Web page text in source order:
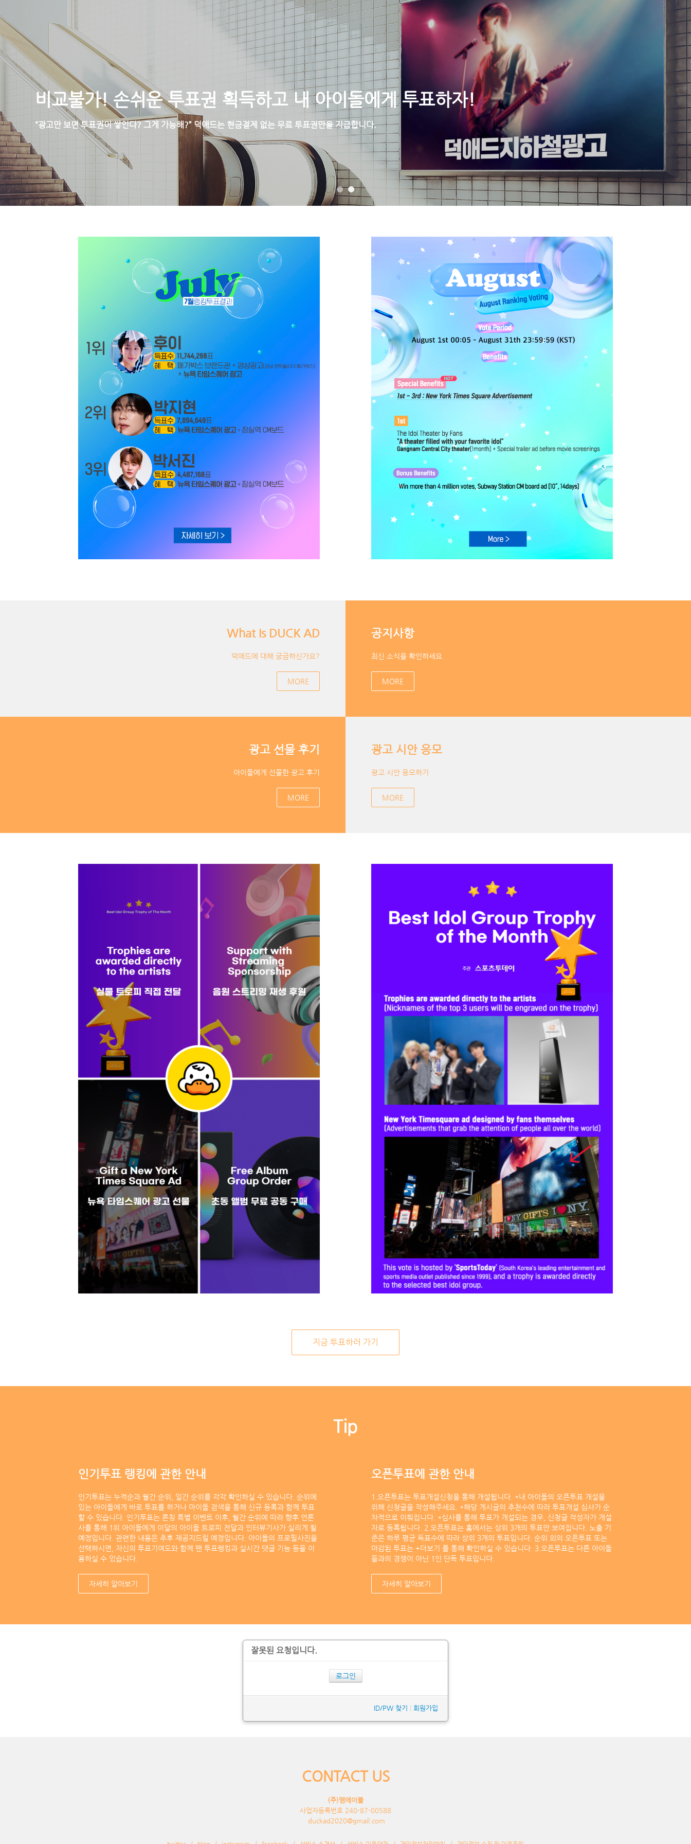
홈 공지사항 광고후기 광고시안응모 이용안내
What Is DUCK AD
덕애드에 대해 궁금하신가요?
MORE
공지사항
최신 소식을 확인하세요
MORE
광고 시안 응모
광고 시안 응모하기
MORE
광고 선물 후기
아이돌에게 선물한 광고 후기
MORE
지금 투표하러 가기
Tip
인기투표 랭킹에 관한 안내
인기투표는 누적순과 월간 순위, 일간 순위를 각각 확인하실 수 있습니다. 순위에
있는 아이돌에게 바로 투표를 하거나 마이돌 검색을 통해 신규 등록과 함께 투표
할 수 있습니다. 인기투표는 론칭 특별 이벤트 이후, 월간 순위에 따라 향후 언론
사를 통해 1위 아이돌에게 이달의 아이돌 트로피 전달과 인터뷰기사가 실리게 될
예정입니다. 관련한 내용은 추후 재공지드릴 예정입니다. 아이돌의 프로필사진을
선택하시면, 자신의 투표기여도와 함께 팬 투표랭킹과 실시간 댓글 기능 등을 이
용하실 수 있습니다.
자세히 알아보기
오픈투표에 관한 안내
1.오픈투표는 투표개설신청을 통해 개설됩니다. *내 아이돌의 오픈투표 개설을
위해 신청글을 작성해주세요. *해당 게시글의 추천수에 따라 투표개설 심사가 순
차적으로 이뤄집니다. *심사를 통해 투표가 개설되는 경우, 신청글 작성자가 개설
자로 등록됩니다. 2.오픈투표는 홈에서는 상위 3개의 투표만 보여집니다. 노출 기
준은 하루 평균 득표수에 따라 상위 3개의 투표입니다. 순위 외의 오픈투표 또는
마감된 투표는 +더보기 를 통해 확인하실 수 있습니다. 3.오픈투표는 다른 아이돌
들과의 경쟁이 아닌 1인 단독 투표입니다.
자세히 알아보기
잘못된 요청입니다.
로그인
ID/PW 찾기 |회원가입
CONTACT US
(주)엠에이블
사업자등록번호 240-87-00588
duckad2020@gmail.com